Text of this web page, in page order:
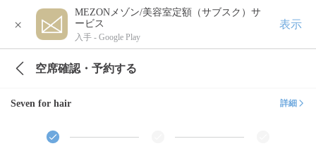
×
MEZONメゾン/美容室定額（サブスク）サ
ービス
入手 - Google Play
表示
空席確認・予約する
Seven for hair 詳細